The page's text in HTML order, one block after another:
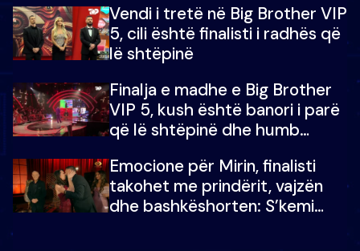
Vendi i tretë në Big Brother VIP
5, cili është finalisti i radhës që
lë shtëpinë
Finalja e madhe e Big Brother
VIP 5, kush është banori i parë
që lë shtëpinë dhe humb
çmimin e madh
Emocione për Mirin, finalisti
takohet me prindërit, vajzën
dhe bashkëshorten: S’kemi